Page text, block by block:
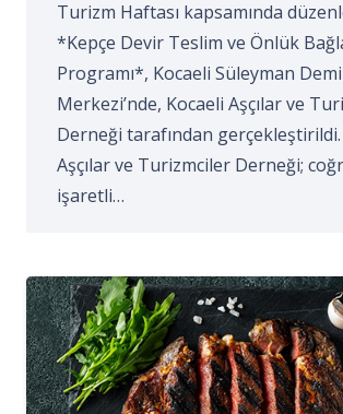
Turizm Haftası kapsamında
*Kepçe Devir Teslim ve Önlük
Programı*, Kocaeli Süleyman
Merkezi’nde, Kocaeli Aşçılar ve
Derneği tarafından gerçekleştirildi.
Aşçılar ve Turizmciler Derneği;
işaretli…